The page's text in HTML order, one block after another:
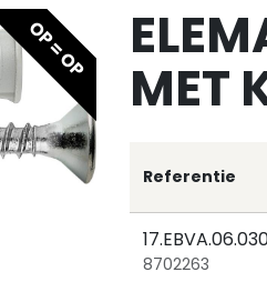
OP = OP
MET
Referentie
8702263